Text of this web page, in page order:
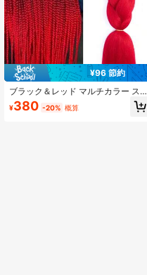
¥96 節約
ブラック＆レッド マルチカラー ステ
ッチングジャンボブレードシンセテ
ィックヘア24インチ ヘアブレイディ
¥380 -20% 概算